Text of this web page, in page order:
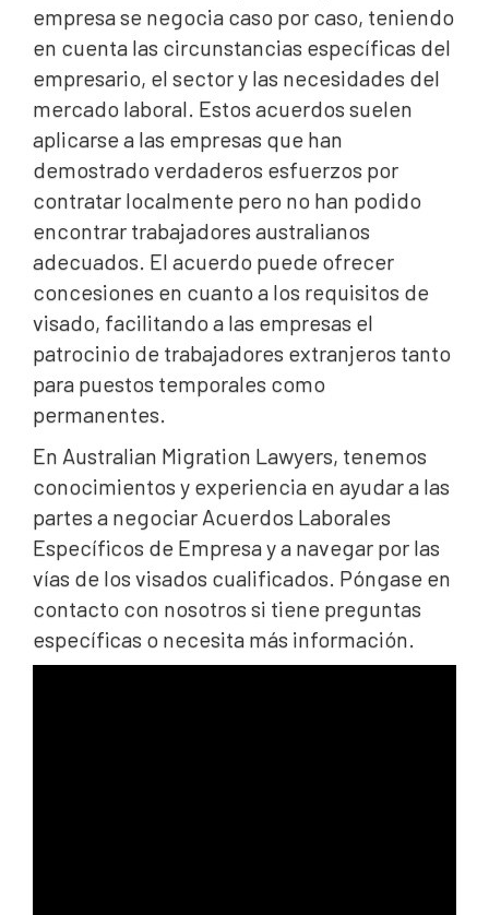
empresa se negocia caso por caso, teniendo
en cuenta las circunstancias específicas del
empresario, el sector y las necesidades del
mercado laboral. Estos acuerdos suelen
aplicarse a las empresas que han
demostrado verdaderos esfuerzos por
contratar localmente pero no han podido
encontrar trabajadores australianos
adecuados. El acuerdo puede ofrecer
concesiones en cuanto a los requisitos de
visado, facilitando a las empresas el
patrocinio de trabajadores extranjeros tanto
para puestos temporales como
permanentes.
En Australian Migration Lawyers, tenemos
conocimientos y experiencia en ayudar a las
partes a negociar Acuerdos Laborales
Específicos de Empresa y a navegar por las
vías de los visados cualificados. Póngase en
contacto con nosotros si tiene preguntas
específicas o necesita más información.